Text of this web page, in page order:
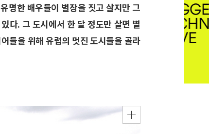
명한 배우들이 별장을 짓고 살지만 그
다. 그 도시에서 한 달 정도만 살면 별
들을 위해 유럽의 멋진 도시들을 골라